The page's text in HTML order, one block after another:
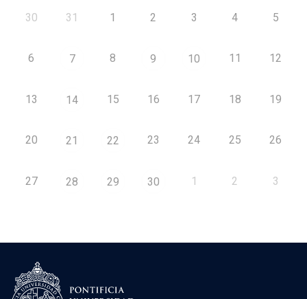
30 31 1 2 3 4 5
6 7 8 9 10 11 12
13 14 15 16 17 18 19
20 21 22 23 24 25 26
27 28 29 30 1 2 3